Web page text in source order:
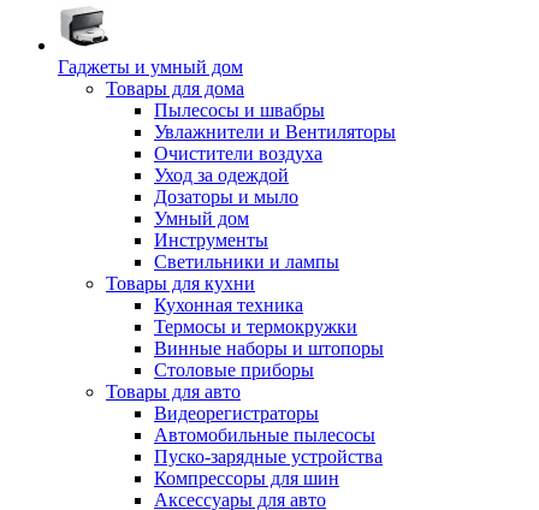
Гаджеты и умный дом
Товары для дома
Пылесосы и швабры
Увлажнители и Вентиляторы
Очистители воздуха
Уход за одеждой
Дозаторы и мыло
Умный дом
Инструменты
Светильники и лампы
Товары для кухни
Кухонная техника
Термосы и термокружки
Винные наборы и штопоры
Столовые приборы
Товары для авто
Видеорегистраторы
Автомобильные пылесосы
Пуско-зарядные устройства
Компрессоры для шин
Аксессуары для авто